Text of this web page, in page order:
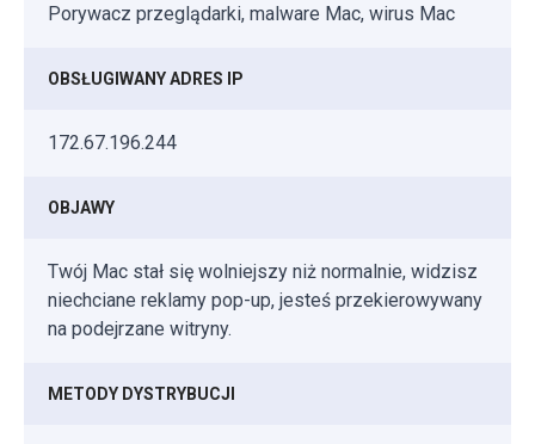
Porywacz przeglądarki, malware Mac, wirus Mac
OBSŁUGIWANY ADRES IP
172.67.196.244
OBJAWY
Twój Mac stał się wolniejszy niż normalnie, widzisz
niechciane reklamy pop-up, jesteś przekierowywany
na podejrzane witryny.
METODY DYSTRYBUCJI